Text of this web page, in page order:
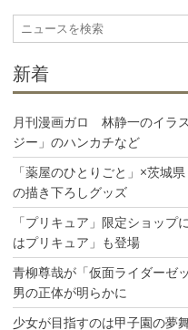
ョ
ン
新着
月刊漫画ガロ 林静一のイラ
ジー」のハンカチなど
「薬屋のひとりごと」×茨城
の描き下ろしグッズ
「プリキュア」限定ショップ
はプリキュア」も登場
青柳尊哉が「仮面ライダーゼ
男の正体が明らかに
少女が目指すのは甲子園の